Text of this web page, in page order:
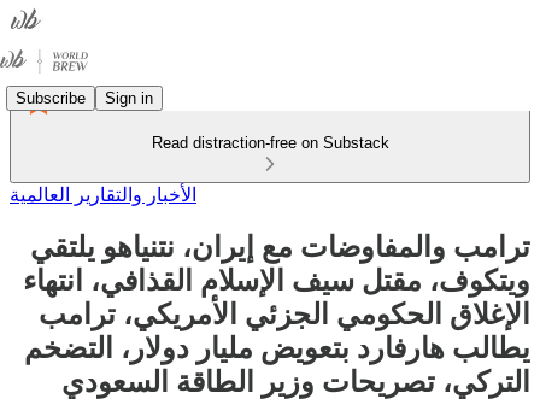
Subscribe Sign in
Read distraction-free on Substack
الأخبار والتقارير العالمية
ترامب والمفاوضات مع إيران، نتنياهو يلتقي
ويتكوف، مقتل سيف الإسلام القذافي، انتهاء
الإغلاق الحكومي الجزئي الأمريكي، ترامب
يطالب هارفارد بتعويض مليار دولار، التضخم
التركي، تصريحات وزير الطاقة السعودي